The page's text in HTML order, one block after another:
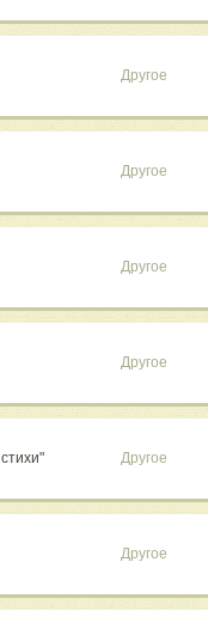
Другое
Другое
Другое
Другое
Другое
Другое